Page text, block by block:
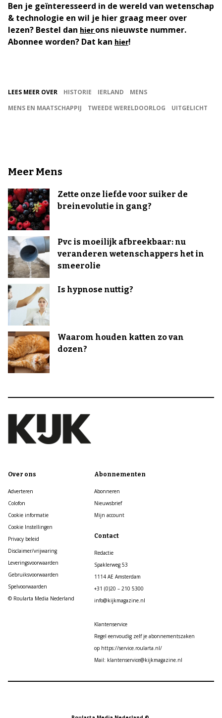
Ben je geïnteresseerd in de wereld van wetenschap
& technologie en wil je hier graag meer over
lezen? Bestel dan hierons nieuwste nummer.
Abonnee worden? Dat kan hier!
LEES MEER OVER HISTORIE IERLAND
MENS
MENS EN MAATSCHAPPIJ
TWEEDE WERELDOORLOG UITGELICHT
Meer Mens
Zette onze liefde voor suiker de
breinevolutie in gang?
Pvc is moeilijk afbreekbaar: nu
veranderen wetenschappers het in
smeerolie
Is hypnose nuttig?
Waarom houden katten zo van
dozen?
Over ons
Adverteren
Colofon
Cookie informatie
Cookie Instellingen
Privacy beleid
Disclaimer/vrijwaring
Leveringsvoorwaarden
Gebruiksvoorwaarden
Spelvoorwaarden
© Roularta Media Nederland
Abonnementen
Abonneren
Nieuwsbrief
Mijn account
Contact
Redactie
Spaklerweg 53
1114 AE Amsterdam
+31 (0)20 – 210 5300
info@kijkmagazine.nl
Klantenservice
Regel eenvoudig zelf je abonnementszaken
op https://service.roularta.nl/
Mail: klantenservice@kijkmagazine.nl